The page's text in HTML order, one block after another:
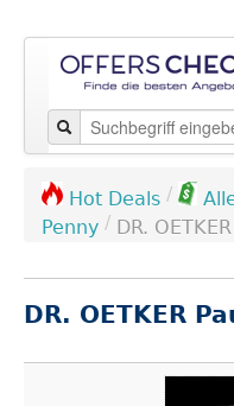
Hot Deals /
Penny / DR.
DR. OETKER